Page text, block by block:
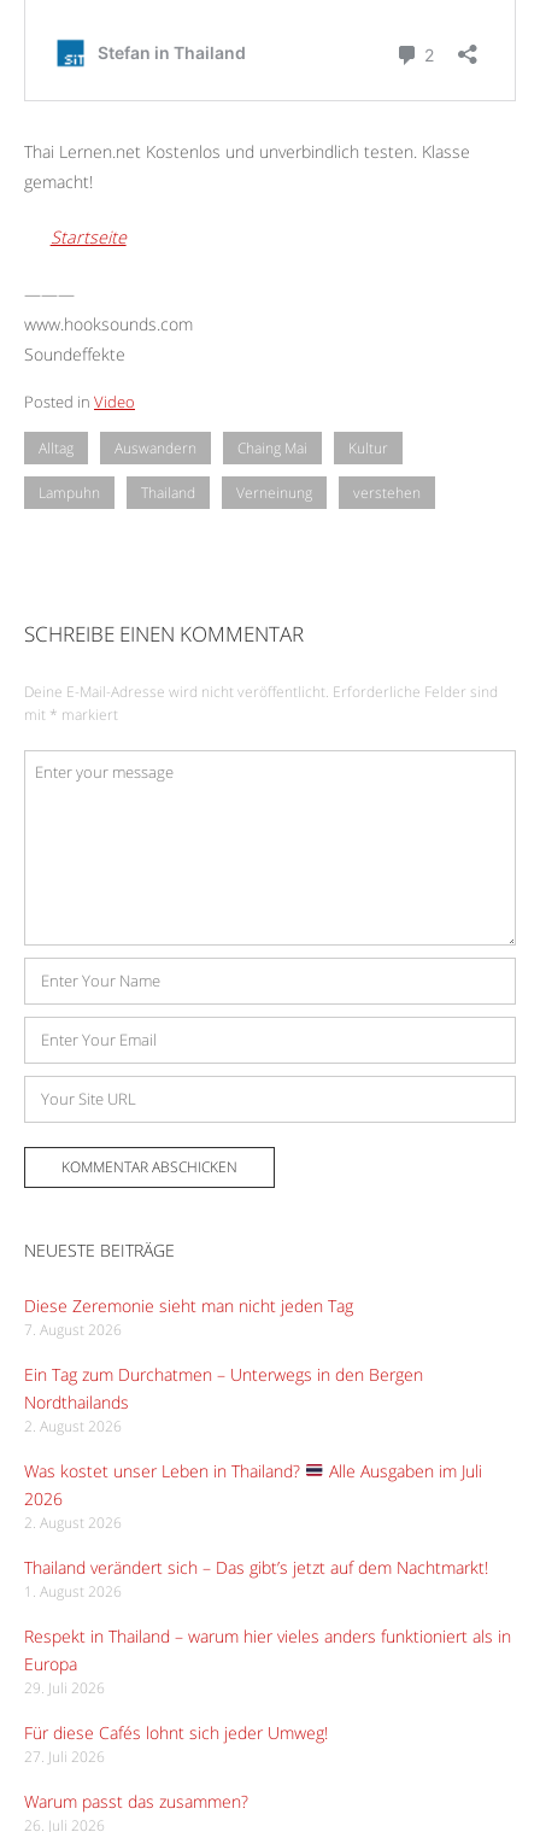
Thai Lernen.net Kostenlos und unverbindlich testen. Klasse
gemacht!
Startseite
———
www.hooksounds.com
Soundeffekte
Posted in Video
Alltag Auswandern Chaing Mai Kultur
Lampuhn Thailand Verneinung verstehen
SCHREIBE EINEN KOMMENTAR
Deine E-Mail-Adresse wird nicht veröffentlicht. Erforderliche Felder sind
mit * markiert
Kommentar
Name
Mail-
Website
NEUESTE BEITRÄGE
Diese Zeremonie sieht man nicht jeden Tag
7. August 2026
Ein Tag zum Durchatmen – Unterwegs in den Bergen
Nordthailands
2. August 2026
Was kostet unser Leben in Thailand?
Alle Ausgaben im Juli
2026
2. August 2026
Thailand verändert sich – Das gibt’s jetzt auf dem Nachtmarkt!
1. August 2026
Respekt in Thailand – warum hier vieles anders funktioniert als in
Europa
29. Juli 2026
Für diese Cafés lohnt sich jeder Umweg!
27. Juli 2026
Warum passt das zusammen?
26. Juli 2026